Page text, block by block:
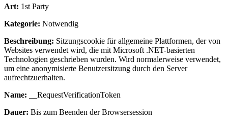
Art: 1st Party
Kategorie: Notwendig
Beschreibung: Sitzungscookie für allgemeine Plattformen, der von
Websites verwendet wird, die mit Microsoft .NET-basierten
Technologien geschrieben wurden. Wird normalerweise verwendet,
um eine anonymisierte Benutzersitzung durch den Server
aufrechtzuerhalten.
Name: __RequestVerificationToken
Dauer: Bis zum Beenden der Browsersession